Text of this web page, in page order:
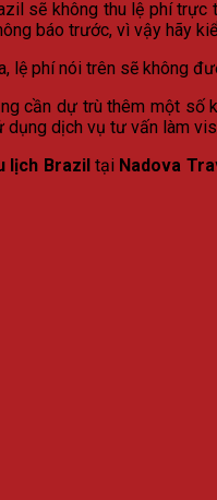
sẽ không thu lệ phí
báo trước, vì vậy hãy
lệ phí nói trên sẽ không
cần dự trù thêm một
dịch vụ tư vấn làm
lịch Braziltại Nadova